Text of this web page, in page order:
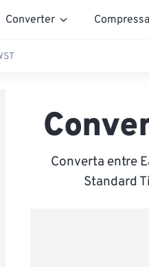
Converter Compressa
Converta entre
Standard